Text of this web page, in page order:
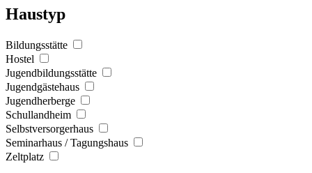
Haustyp
Bildungsstätte
Hostel
Jugendbildungsstätte
Jugendgästehaus
Jugendherberge
Schullandheim
Selbstversorgerhaus
Seminarhaus / Tagungshaus
Zeltplatz